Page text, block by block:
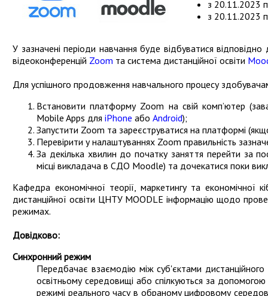
з 20.11.2023
з 20.11.2023
У зазначені періоди навчання буде відбуватися
відеоконференцій Zoom та система дистанційної освіти
Для успішного продовження навчального процесу
Встановити платформу Zoom на свій комп’ютер
Mobile Apps для iPhone або Android);
Запустити Zoom та зареєструватися на платформі
Перевірити у налаштуваннях Zoom правильність
За декілька хвилин до початку заняття перейти за
місці викладача в СДО Moodle) та дочекатися поки
Кафедра економічної теорії, маркетингу та економічної
дистанційної освіти ЦНТУ MOODLE інформацію щодо
режимах.
Довідково:
Синхронний режим
Передбачає взаємодію між суб'єктами
освітньому середовищі або спілкуються за
режимі реального часу в обраному цифровому